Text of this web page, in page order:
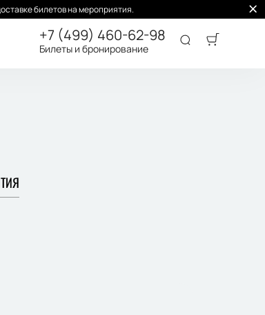
билетов на мероприятия.
+7 (499) 460-62-98
Билеты и бронирование